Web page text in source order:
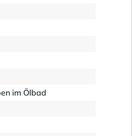
im Ölbad